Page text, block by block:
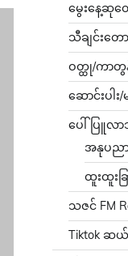
မွေးနေ့ဆုတေ
သီချင်းတော
ဝတ္ထု/ကာတွန်
ဆောင်းပါး/
ပေါ်ပြူလာ
အနုပညာ
ထူးထူးခြ
သဇင် FM
Tiktok ဆယ်